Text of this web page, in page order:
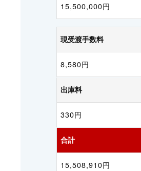
15,500,000円
現受渡手数料
8,580円
出庫料
330円
合計
15,508,910円